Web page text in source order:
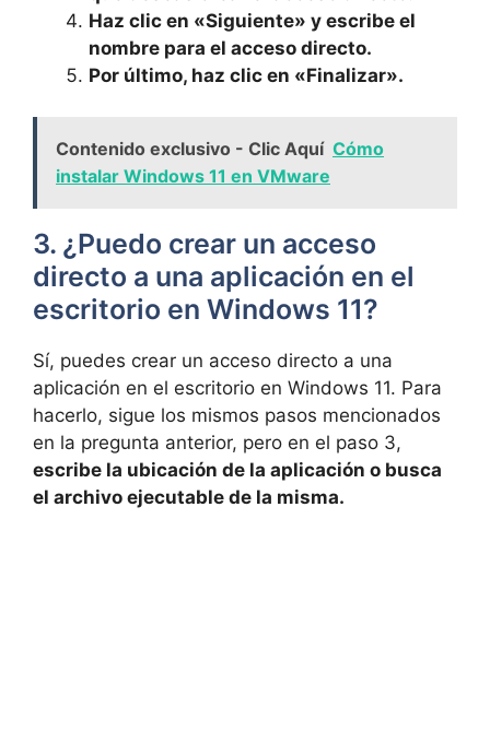
Haz clic⁤ en «Siguiente» y escribe ‌el⁢
nombre para el acceso directo.
Por último, haz clic en «Finalizar».
Contenido exclusivo - Clic Aquí Cómo
instalar Windows 11 en VMware
3. ⁣¿Puedo crear un acceso
directo⁢ a una ⁢aplicación en el
escritorio⁤ en Windows 11?
Sí, puedes crear un⁢ acceso⁣ directo a una
aplicación en el escritorio en Windows ​11. Para
hacerlo, sigue los mismos ⁢pasos mencionados
en la pregunta anterior, pero en el paso 3,
escribe la ubicación de la aplicación o busca
el archivo ​ejecutable ‍de la ‍misma.